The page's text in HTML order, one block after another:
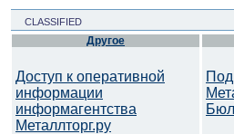
CLASSIFIED
Другое
Доступ к оперативной
информации
информагентства
Металлторг.ру